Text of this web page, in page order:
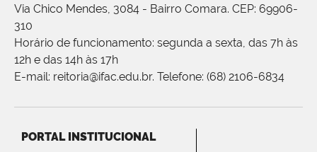
Via Chico Mendes, 3084 - Bairro Comara. CEP: 69906-
310
Horário de funcionamento: segunda a sexta, das 7h às
12h e das 14h às 17h
E-mail: reitoria@ifac.edu.br. Telefone: (68) 2106-6834
PORTAL INSTITUCIONAL